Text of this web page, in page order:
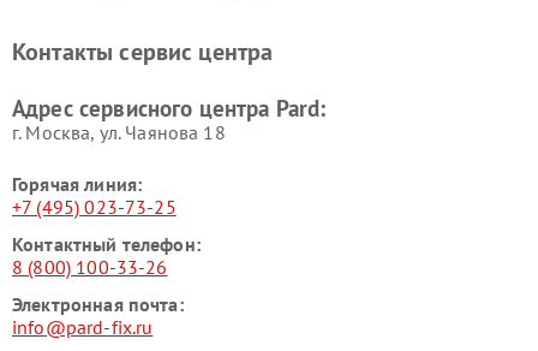
Контакты сервис центра
Адрес сервисного центра Pard:
г. Москва, ул. Чаянова 18
Горячая линия:
+7 (495) 023-73-25
Контактный телефон:
8 (800) 100-33-26
Электронная почта:
info@pard-fix.ru